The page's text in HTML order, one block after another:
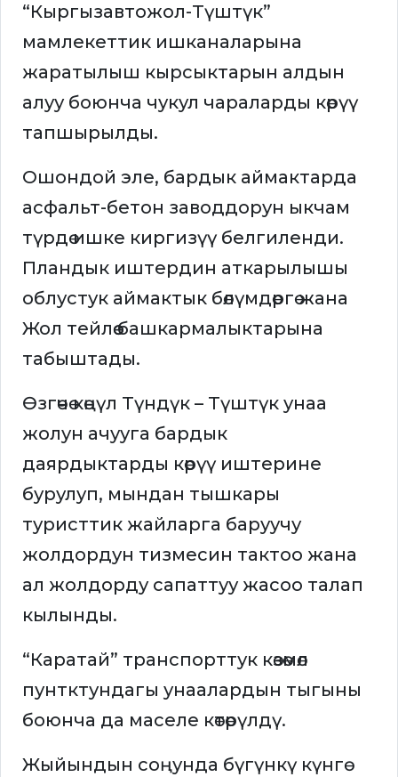
“Кыргызавтожол-Түштүк”
мамлекеттик ишканаларына
жаратылыш кырсыктарын алдын
алуу боюнча чукул чараларды көрүү
тапшырылды.
Ошондой эле, бардык аймактарда
асфальт-бетон заводдорун ыкчам
түрдө ишке киргизүү белгиленди.
Пландык иштердин аткарылышы
облустук аймактык бөлүмдөргө жана
Жол тейлөө башкармалыктарына
табыштады.
Өзгөчө көңүл Түндүк – Түштүк унаа
жолун ачууга бардык
даярдыктарды көрүү иштерине
бурулуп, мындан тышкары
туристтик жайларга баруучу
жолдордун тизмесин тактоо жана
ал жолдорду сапаттуу жасоо талап
кылынды.
“Каратай” транспорттук көзөмөл
пунтктундагы унаалардын тыгыны
боюнча да маселе көтөрүлдү.
Жыйындын соңунда бүгүнкү күнгө